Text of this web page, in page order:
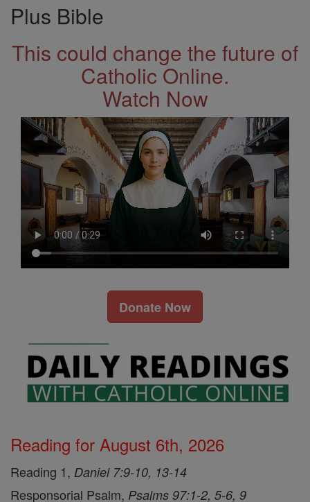
Plus Bible
This could change the future of
Catholic Online.
Watch Now
Donate Now
Reading for August 6th, 2026
Reading 1, Daniel 7:9-10, 13-14
Responsorial Psalm, Psalms 97:1-2, 5-6, 9